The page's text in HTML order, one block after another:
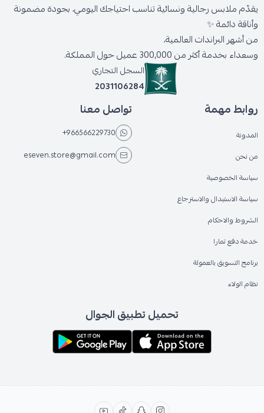
يقدّم ملابس رجالية ونسائية تناسب احتياجك اليومي، بجودة مضمونة
وأناقة دائمة ✨
من أشهر البراندات العالمية،
وسعداء بخدمة أكثر من 300,000 عميل حول المملكة.
السجل التجاري
2031106284
روابط مهمة
المدونة
من نحن
سياسة الخصوصية
سياسة الاستبدال والاسترجاع
الشروط والاحكام
خدمة دفع تمارا
برنامج التسويق بالعمولة
نظام الولاء
تواصل معنا
+966566229730
eseven.store@gmail.com
تحميل تطبيق الجوال